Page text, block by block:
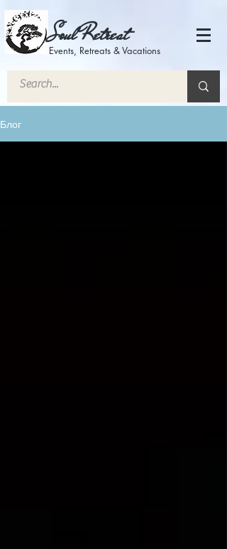
Soul Retreat
Events, Retreats & Vacations
Блог